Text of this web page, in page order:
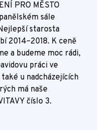
PRO MĚSTO
sále
starosta
2014–2018. K ceně
a budeme moc rádi,
práci ve
u nadcházejících
má naše
číslo 3.